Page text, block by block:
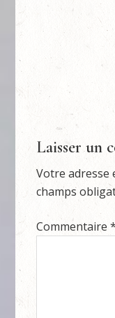
Laisser un
Votre adresse
champs
Commentaire*